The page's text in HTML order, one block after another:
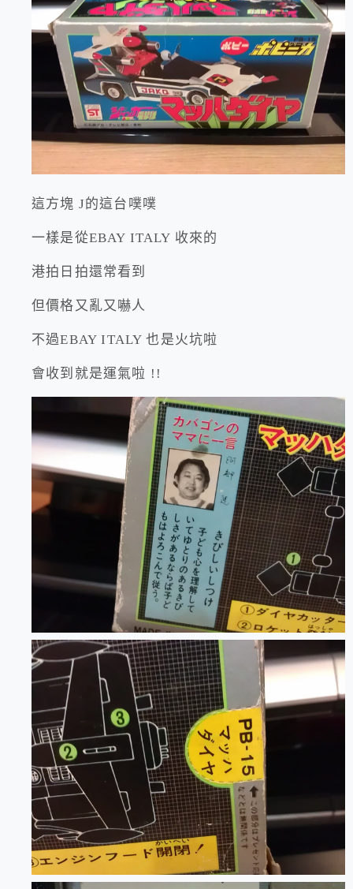
這方塊 J的這台噗噗
一樣是從EBAY ITALY 收來的
港拍日拍還常看到
但價格又亂又嚇人
不過EBAY ITALY 也是火坑啦
會收到就是運氣啦 !!